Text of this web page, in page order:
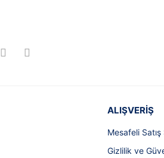
ALIŞVERİŞ
Mesafeli
Gizlilik ve